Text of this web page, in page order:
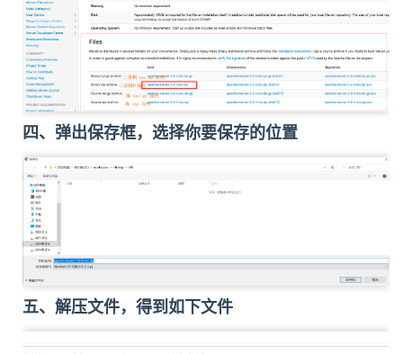
四、弹出保存框，选择你要保存的位置
五、解压文件，得到如下文件